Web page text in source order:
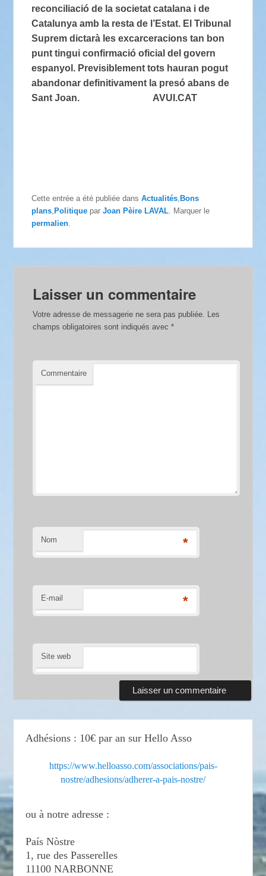
reconciliació de la societat catalana i de
Catalunya amb la resta de l’Estat. El Tribunal
Suprem dictarà les excarceracions tan bon
punt tingui confirmació oficial del govern
espanyol. Previsiblement tots hauran pogut
abandonar definitivament la presó abans de
Sant Joan. AVUI.CAT
Cette entrée a été publiée dansActualités Bons
plans Politique parJoan Pèire LAVAL . Marquer le
permalien
Laisser un commentaire
Votre adresse de messagerie ne sera pas publiée.
Les
champs obligatoires sont indiqués avec*
Commentaire
Nom *
E-mail *
Site web
Adhésions : 10€ par an sur Hello Asso
https://www.helloasso.com/associations/pais-
nostre/adhesions/adherer-a-pais-nostre/
ou à notre adresse :
País Nòstre
1, rue des Passerelles
11100 NARBONNE